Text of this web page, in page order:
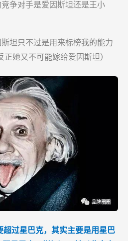
争对手是爱因斯坦还是王小
坦只不过是用来标榜我的能力
正她又不可能嫁给爱因斯坦）
超过星巴克，其实主要是用星巴